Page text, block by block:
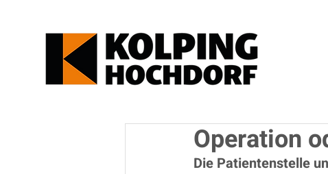
Operation
Die Patientenstelle